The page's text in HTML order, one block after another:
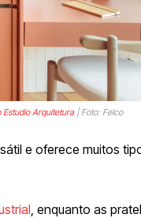
Estudio Arquitetura| Foto: Felco
e oferece muitos
, enquanto as